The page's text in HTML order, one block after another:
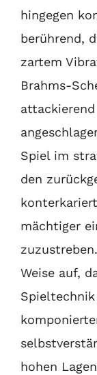
hingegen
berührend,
zartem
Brahms-
Spiel im
den
mächtiger
Weise auf,
hohen